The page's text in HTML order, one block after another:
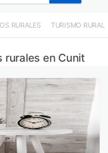
RURALES TURISMO RURAL
rurales en Cunit